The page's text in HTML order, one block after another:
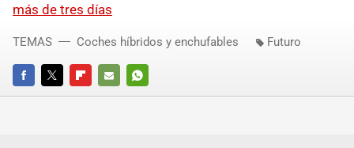
más de tres días
FACEBOOKTWITTERFLIPBOARD
E-
WHATSAPP
TEMAS Coches híbridos y enchufables Futuro